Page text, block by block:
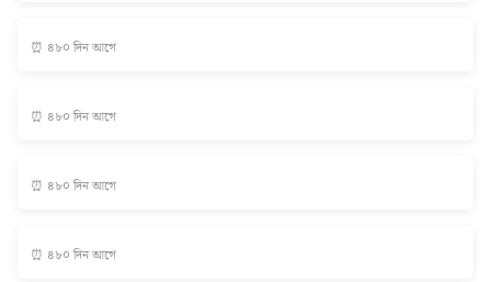
⏰ ৪৮০ দিন আগে
⏰ ৪৮০ দিন আগে
⏰ ৪৮০ দিন আগে
⏰ ৪৮০ দিন আগে